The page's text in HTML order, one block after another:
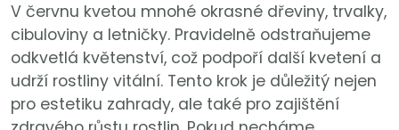
V červnu kvetou mnohé okrasné dřeviny, trvalky,
cibuloviny a letničky. Pravidelně odstraňujeme
odkvetlá květenství, což podpoří další kvetení a
udrží rostliny vitální. Tento krok je důležitý nejen
pro estetiku zahrady, ale také pro zajištění